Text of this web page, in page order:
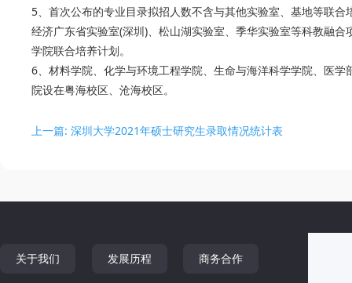
5、首次公布的专业目录拟招人数不含与其他实验室、基地等联
经济广东省实验室(深圳)、松山湖实验室、季华实验室等科教融
学院联合培养计划。
6、材料学院、化学与环境工程学院、生命与海洋科学学院、医
院设在粤海校区、沧海校区。
上一篇: 深圳大学2021年硕士研究生录取情况统计表
关于我们 发展历程 商务合作